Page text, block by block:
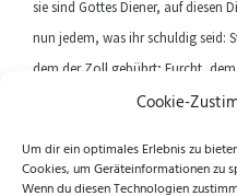
Cookie-
Um dir ein optimales Erlebnis zu
Cookies, um Geräteinformationen zu
Wenn du diesen Technologien
sie sind Gottes Diener, auf diesen
nun jedem, was ihr schuldig seid:
dem der Zoll gebührt; Furcht,
Previous article